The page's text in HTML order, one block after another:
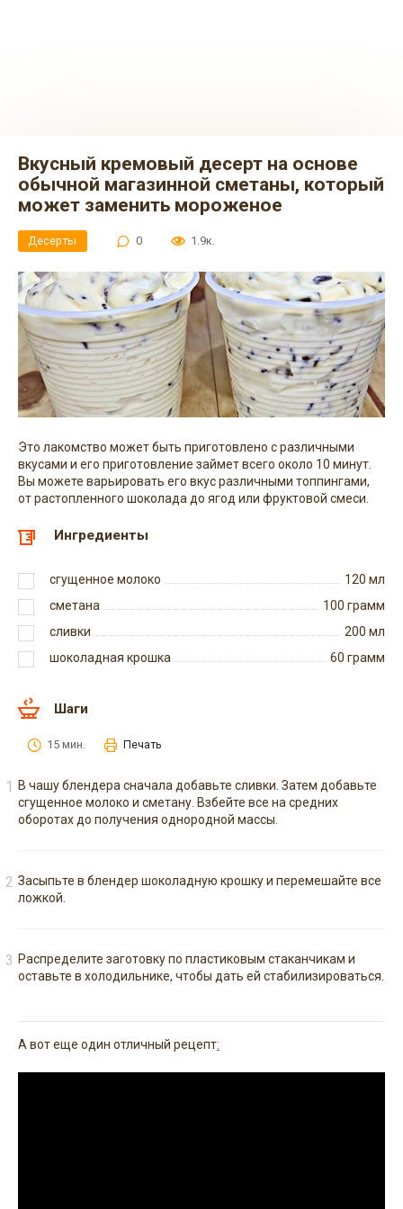
Вкусный кремовый десерт на основе
обычной магазинной сметаны, который
может заменить мороженое
Десерты 0 1.9к.
Это лакомство может быть приготовлено с различными
вкусами и его приготовление займет всего около 10 минут.
Вы можете варьировать его вкус различными топпингами,
от растопленного шоколада до ягод или фруктовой смеси.
Ингредиенты
сгущенное молоко 120 мл
сметана
100 грамм
сливки
200 мл
шоколадная крошка
60 грамм
Шаги
15 мин. Печать
В чашу блендера сначала добавьте сливки. Затем добавьте
сгущенное молоко и сметану. Взбейте все на средних
оборотах до получения однородной массы.
Засыпьте в блендер шоколадную крошку и перемешайте все
ложкой.
Распределите заготовку по пластиковым стаканчикам и
оставьте в холодильнике, чтобы дать ей стабилизироваться.
А вот еще один отличный рецепт: